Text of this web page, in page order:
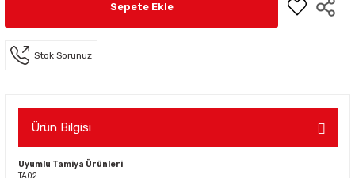
Sepete Ekle
Stok Sorunuz
Ürün Bilgisi
Uyumlu Tamiya Ürünleri